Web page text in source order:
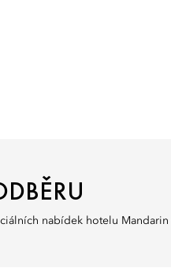
nabídek hotelu Mandarin